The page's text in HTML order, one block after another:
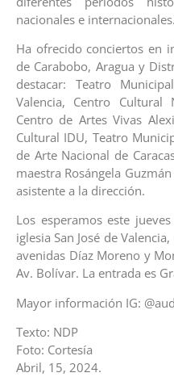
nacionales e internacionales.
Ha ofrecido conciertos en
de Carabobo, Aragua y
destacar: Teatro
Valencia, Centro Cultural
Centro de Artes Vivas
Cultural IDU, Teatro
de Arte Nacional de
maestra Rosángela
asistente a la dirección.
Los esperamos este
iglesia San José de
avenidas Díaz Moreno y
Av. Bolívar. La entrada es
Mayor información IG:
Texto: NDP
Foto: Cortesía
Abril, 15, 2024.